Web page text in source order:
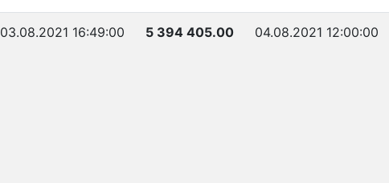
03.08.2021 16:49:00 5 394 405.00 04.08.2021 12:00:00